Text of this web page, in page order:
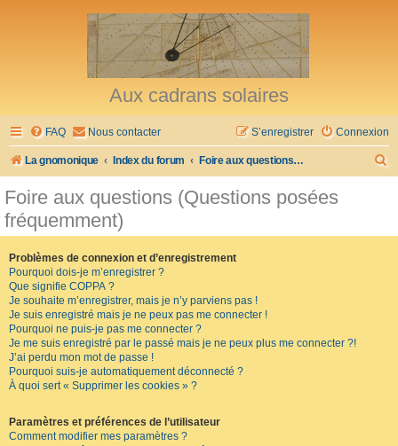
Aux cadrans solaires
FAQ Nous contacter Connexion
S’enregistrer
La gnomonique Index du forum Foire aux questions (Questions posées fréquemment)
Foire aux questions (Questions posées
fréquemment)
Problèmes de connexion et d’enregistrement
Pourquoi dois-je m’enregistrer ?
Que signifie COPPA ?
Je souhaite m’enregistrer, mais je n’y parviens pas !
Je suis enregistré mais je ne peux pas me connecter !
Pourquoi ne puis-je pas me connecter ?
Je me suis enregistré par le passé mais je ne peux plus me connecter ?!
J’ai perdu mon mot de passe !
Pourquoi suis-je automatiquement déconnecté ?
À quoi sert « Supprimer les cookies » ?
Paramètres et préférences de l’utilisateur
Comment modifier mes paramètres ?